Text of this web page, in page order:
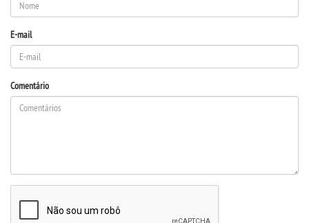
ESTATUTOS
MANUAIS
E-mail
Comentário